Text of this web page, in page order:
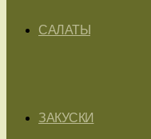
САЛАТЫ
ЗАКУСКИ